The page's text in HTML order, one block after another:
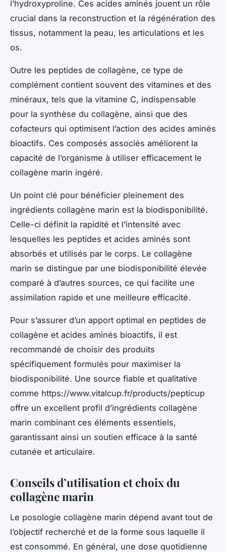
l’hydroxyproline. Ces acides aminés jouent un rôle
crucial dans la reconstruction et la régénération des
tissus, notamment la peau, les articulations et les
os.
Outre les peptides de collagène, ce type de
complément contient souvent des vitamines et des
minéraux, tels que la vitamine C, indispensable
pour la synthèse du collagène, ainsi que des
cofacteurs qui optimisent l’action des acides aminés
bioactifs. Ces composés associés améliorent la
capacité de l’organisme à utiliser efficacement le
collagène marin ingéré.
Un point clé pour bénéficier pleinement des
ingrédients collagène marin est la biodisponibilité.
Celle-ci définit la rapidité et l’intensité avec
lesquelles les peptides et acides aminés sont
absorbés et utilisés par le corps. Le collagène
marin se distingue par une biodisponibilité élevée
comparé à d’autres sources, ce qui facilite une
assimilation rapide et une meilleure efficacité.
Pour s’assurer d’un apport optimal en peptides de
collagène et acides aminés bioactifs, il est
recommandé de choisir des produits
spécifiquement formulés pour maximiser la
biodisponibilité. Une source fiable et qualitative
comme https://www.vitalcup.fr/products/pepticup
offre un excellent profil d’ingrédients collagène
marin combinant ces éléments essentiels,
garantissant ainsi un soutien efficace à la santé
cutanée et articulaire.
Conseils d’utilisation et choix du
collagène marin
Le posologie collagène marin dépend avant tout de
l’objectif recherché et de la forme sous laquelle il
est consommé. En général, une dose quotidienne